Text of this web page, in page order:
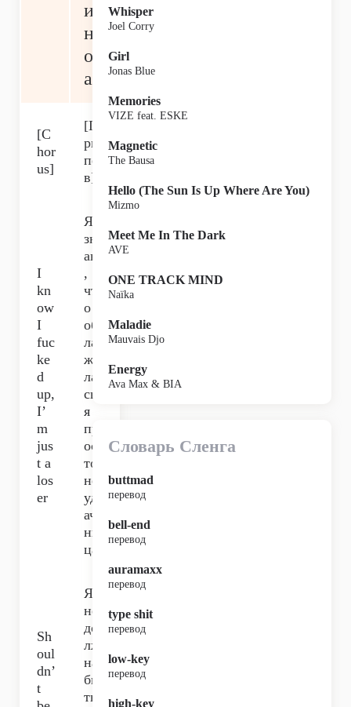
и
н
ок
ая
[C
hor
us]
[П
ри
пе
в]
I
kn
ow
I
fuc
ke
d
up,
I’
m
jus
t a
los
er
Я
зн
аю
,
чт
о
об
ла
жа
ла
сь,
я
пр
ос
то
не
уд
ач
ни
ца,
Sh
oul
dn’
t
Я
не
до
лж
на
бы
ть
Whisper
Joel Corry
Girl
Jonas Blue
Memories
VIZE feat. ESKE
Magnetic
The Bausa
Hello (The Sun Is Up Where Are You)
Mizmo
Meet Me In The Dark
AVE
ONE TRACK MIND
Naïka
Maladie
Mauvais Djo
Energy
Ava Max & BIA
Словарь Сленга
buttmad
перевод
bell-end
перевод
auramaxx
перевод
type shit
перевод
low-key
перевод
high-key